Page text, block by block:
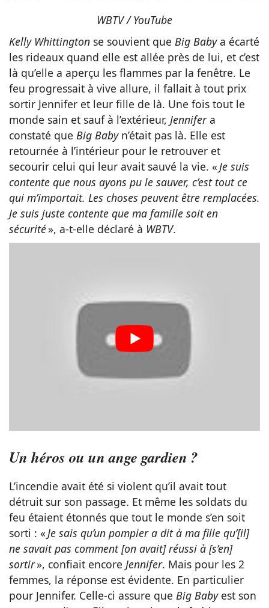
WBTV / YouTube
Kelly Whittington se souvient que Big Babya écarté
les rideaux quand elle est allée près de lui, et c’est
là qu’elle a aperçu les flammes par la fenêtre. Le
feu progressait à vive allure, il fallait à tout prix
sortir Jennifer et leur fille de là. Une fois tout le
monde sain et sauf à l’extérieur, Jennifera
constaté que Big Baby n’était pas là. Elle est
retournée à l’intérieur pour le retrouver et
secourir celui qui leur avait sauvé la vie. « Je suis
contente que nous ayons pu le sauver, c’est tout ce
qui m’importait. Les choses peuvent être remplacées.
Je suis juste contente que ma famille soit en
sécurité», a-t-elle déclaré à WBTV.
Un héros ou un ange gardien ?
L’incendie avait été si violent qu’il avait tout
détruit sur son passage. Et même les soldats du
feu étaient étonnés que tout le monde s’en soit
sorti : «Je sais qu’un pompier a dit à ma fille qu’[il]
ne savait pas comment [on avait] réussi à [s’en]
sortir», confiait encore Jennifer. Mais pour les 2
femmes, la réponse est évidente. En particulier
pour Jennifer. Celle-ci assure que Big Baby est son